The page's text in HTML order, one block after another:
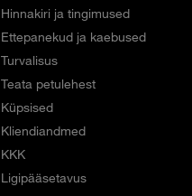
Hinnakiri ja tingimused
Ettepanekud ja kaebused
Turvalisus
Teata petulehest
Küpsised
Kliendiandmed
KKK
Ligipääsetavus